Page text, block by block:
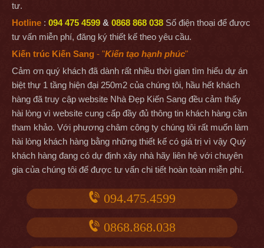
tư.
Hotline : 094 475 4599 & 0868 868 038 Số điện thoại để được
tư vấn miễn phí, đăng ký thiết kế theo yêu cầu.
Kiến trúc Kiến Sang - "Kiến tạo hạnh phúc"
Cảm ơn quý khách đã dành rất nhiều thời gian tìm hiểu dự án
biệt thự 1 tầng hiện đại 250m2 của chúng tôi, hầu hết khách
hàng đã truy cập website Nhà Đẹp Kiến Sang đều cảm thấy
hài lòng vì website cung cấp đầy đủ thông tin khách hàng cần
tham khảo. Với phương châm công ty chúng tôi rất muốn làm
hài lòng khách hàng bằng những thiết kế có giá trị vì vậy Quý
khách hàng đang có dự định xây nhà hãy liên hệ với chuyên
gia của chúng tôi để được tư vấn chi tiết hoàn toàn miễn phí.
094.475.4599
0868.868.038